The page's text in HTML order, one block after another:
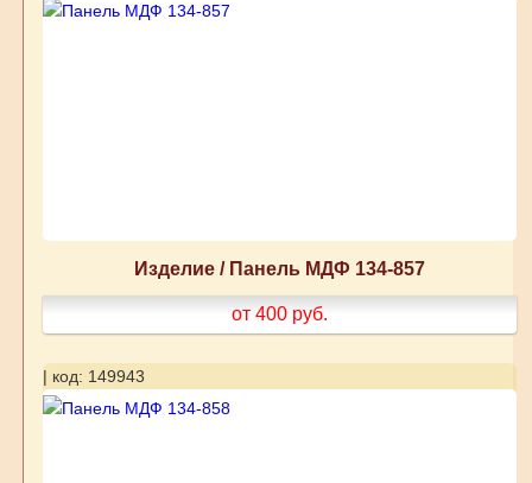
Изделие / Панель МДФ 134-857
от 400 руб.
| код: 149943